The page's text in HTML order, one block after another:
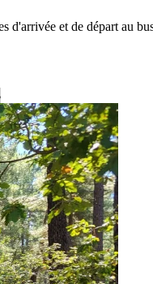
d'arrivée et de départ au